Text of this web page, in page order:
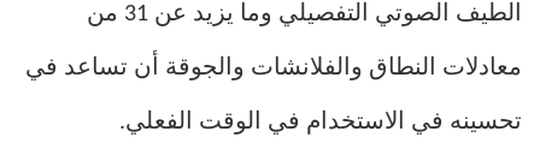
الطيف الصوتي التفصيلي وما يزيد عن 31 من
معادلات النطاق والفلانشات والجوقة أن تساعد في
تحسينه في الاستخدام في الوقت الفعلي.